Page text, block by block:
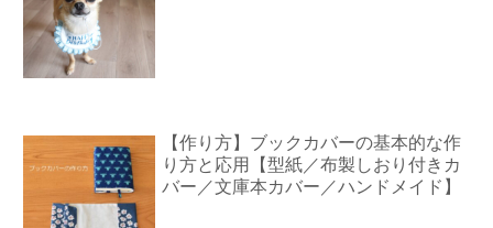
【作り方】ブックカバーの基本的な作
り方と応用【型紙／布製しおり付きカ
バー／文庫本カバー／ハンドメイド】